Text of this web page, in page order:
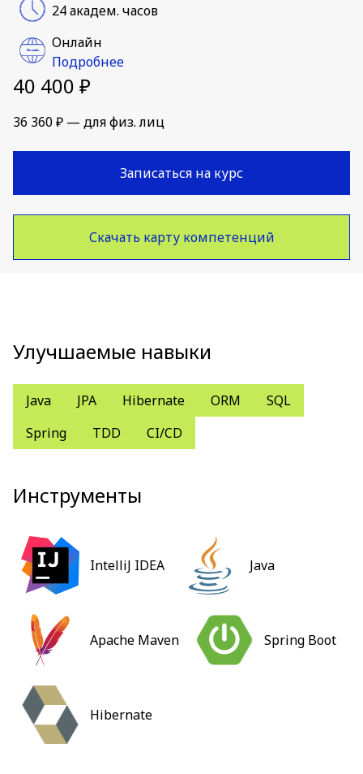
24 академ. часов
Онлайн
Подробнее
40 400 ₽
36 360 ₽ — для физ. лиц
Записаться на курс
Скачать карту компетенций
Улучшаемые навыки
Java JPA Hibernate ORM
SQL
Spring
TDD CI/CD
Инструменты
IntelliJ IDEA Java
Apache Maven Spring Boot
Hibernate